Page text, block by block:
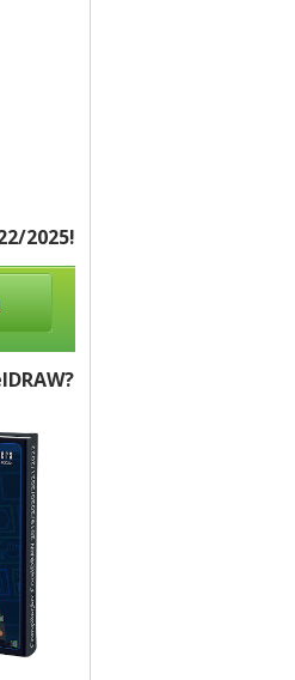
2025!